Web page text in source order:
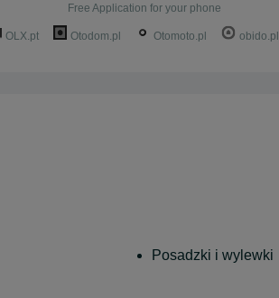
Free Application for your phone
OLX.pt Otodom.pl Otomoto.pl obido.pl
Posadzki i wylewki